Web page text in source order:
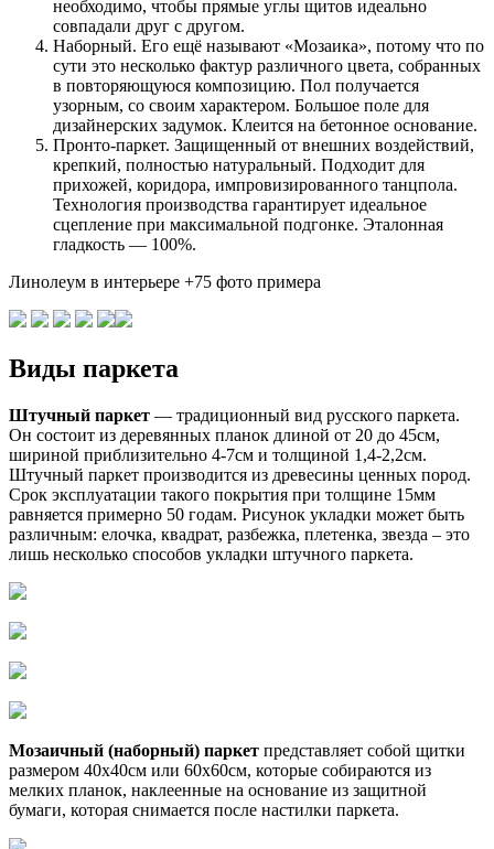
необходимо, чтобы прямые углы щитов идеально
совпадали друг с другом.
Наборный. Его ещё называют «Мозаика», потому что по
сути это несколько фактур различного цвета, собранных
в повторяющуюся композицию. Пол получается
узорным, со своим характером. Большое поле для
дизайнерских задумок. Клеится на бетонное основание.
Пронто-паркет. Защищенный от внешних воздействий,
крепкий, полностью натуральный. Подходит для
прихожей, коридора, импровизированного танцпола.
Технология производства гарантирует идеальное
сцепление при максимальной подгонке. Эталонная
гладкость — 100%.
Линолеум в интерьере +75 фото примера
Виды паркета
Штучный паркет — традиционный вид русского паркета.
Он состоит из деревянных планок длиной от 20 до 45см,
шириной приблизительно 4-7см и толщиной 1,4-2,2см.
Штучный паркет производится из древесины ценных пород.
Срок эксплуатации такого покрытия при толщине 15мм
равняется примерно 50 годам. Рисунок укладки может быть
различным: елочка, квадрат, разбежка, плетенка, звезда – это
лишь несколько способов укладки штучного паркета.
Мозаичный (наборный) паркет представляет собой щитки
размером 40х40см или 60х60см, которые собираются из
мелких планок, наклеенные на основание из защитной
бумаги, которая снимается после настилки паркета.